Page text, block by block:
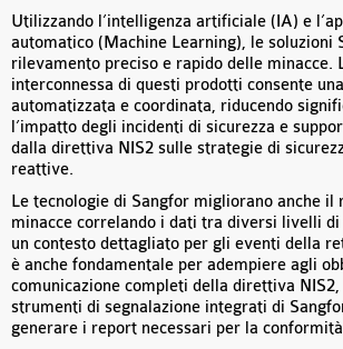
Utilizzando l’intelligenza artificiale (IA) e
automatico (Machine Learning), le soluzioni
rilevamento preciso e rapido delle minacce.
interconnessa di questi prodotti consente
automatizzata e coordinata, riducendo
l’impatto degli incidenti di sicurezza e
dalla direttiva NIS2 sulle strategie di
reattive.
Le tecnologie di Sangfor migliorano anche
minacce correlando i dati tra diversi livelli di
un contesto dettagliato per gli eventi della
è anche fondamentale per adempiere agli
comunicazione completi della direttiva
strumenti di segnalazione integrati di
generare i report necessari per la